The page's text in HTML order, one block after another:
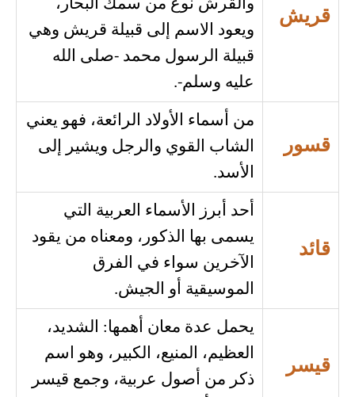
قريش
والقرش نوع من سمك البحار،
ويعود الاسم إلى قبيلة قريش وهي
قبيلة الرسول محمد -صلى الله
عليه وسلم-.
قسور
من أسماء الأولاد الرائعة، فهو يعني
الشاب القوي والرجل ويشير إلى
الأسد.
قائد
أحد أبرز الأسماء العربية التي
يسمى بها الذكور، ومعناه من يقود
الآخرين سواء في الفرق
الموسيقية أو الجيش.
قيسر
يحمل عدة معان أهمها: الشديد،
العظيم، المنيع، الكبير، وهو اسم
ذكر من أصول عربية، وجمع قيسر